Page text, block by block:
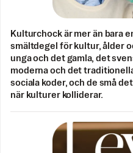
Kulturchock är mer än bara
smältdegel för kultur, ålder
unga och det gamla, det
moderna och det
sociala koder, och de små
när kulturer kolliderar.